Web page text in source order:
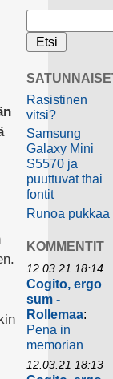
Rasistinen
vitsi?
Samsung
Galaxy Mini
S5570 ja
puuttuvat thai
fontit
Runoa pukkaa
KOMMENTIT
12.03.21 18:14
Cogito, ergo
sum -
Rollemaa:
Pena in
memorian
12.03.21 18:13